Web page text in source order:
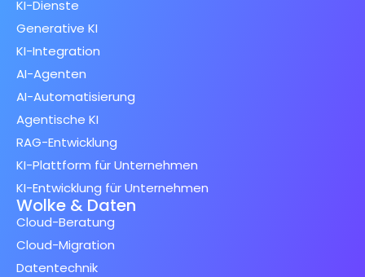
KI-Dienste
Generative KI
KI-Integration
AI-Agenten
AI-Automatisierung
Agentische KI
RAG-Entwicklung
KI-Plattform für Unternehmen
KI-Entwicklung für Unternehmen
Wolke & Daten
Cloud-Beratung
Cloud-Migration
Datentechnik